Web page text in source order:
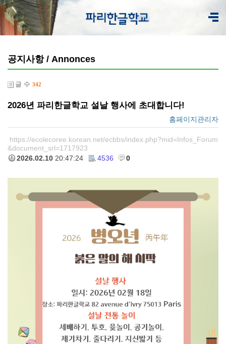
공지사항 / Annonces
글 수 342
2026년 파리한글학교 설날 행사에 초대합니다!
홈페이지관리자
https://ecolecoree.korean.net/ecbbs/index.php?mid=Infos_Forum
&document_srl=1717923
2026.02.10 20:47:24 4536 0